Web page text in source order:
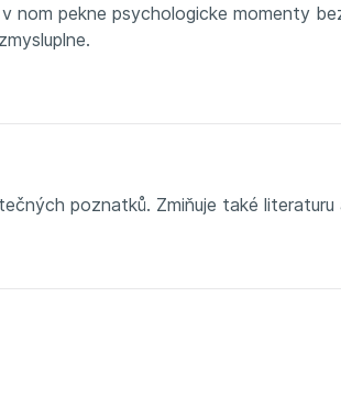
nom pekne psychologicke momenty
poznatků. Zmiňuje také literaturu